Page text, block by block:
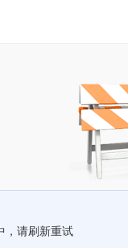
，请刷新重试